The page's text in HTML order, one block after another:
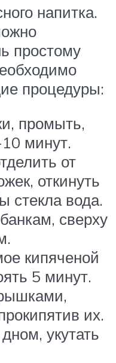
напитка.
простому
процедуры:
промыть,
минут.
от
откинуть
стекла вода.
сверху
кипяченой
5 минут.
их.
укутать